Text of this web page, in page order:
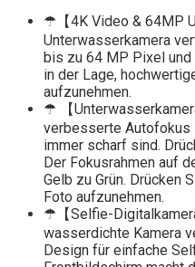
☂【4K Video & 64MP
Unterwasserkamera
bis zu 64 MP Pixel
in der Lage,
aufzunehmen.
☂ 【
verbesserte Autofokus
immer scharf sind.
Der Fokusrahmen auf
Gelb zu Grün. Drücken
Foto aufzunehmen.
☂【Selfie-
wasserdichte Kamera
Design für einfache